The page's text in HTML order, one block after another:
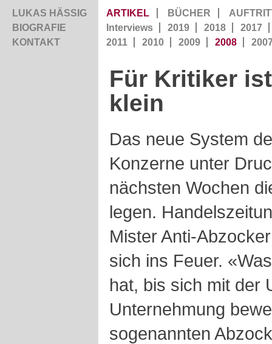
LUKAS HÄSSIG
BIOGRAFIE
KONTAKT
ARTIKEL BÜCHER
Interviews
2019 2018
2017
2011
2010 2009 2008
Für Kritiker
klein
Das neue System
Konzerne unter
nächsten Wochen
legen.
Mister Anti-
sich ins Feuer.
hat, bis sich mit der
Unternehmung
sogenannten